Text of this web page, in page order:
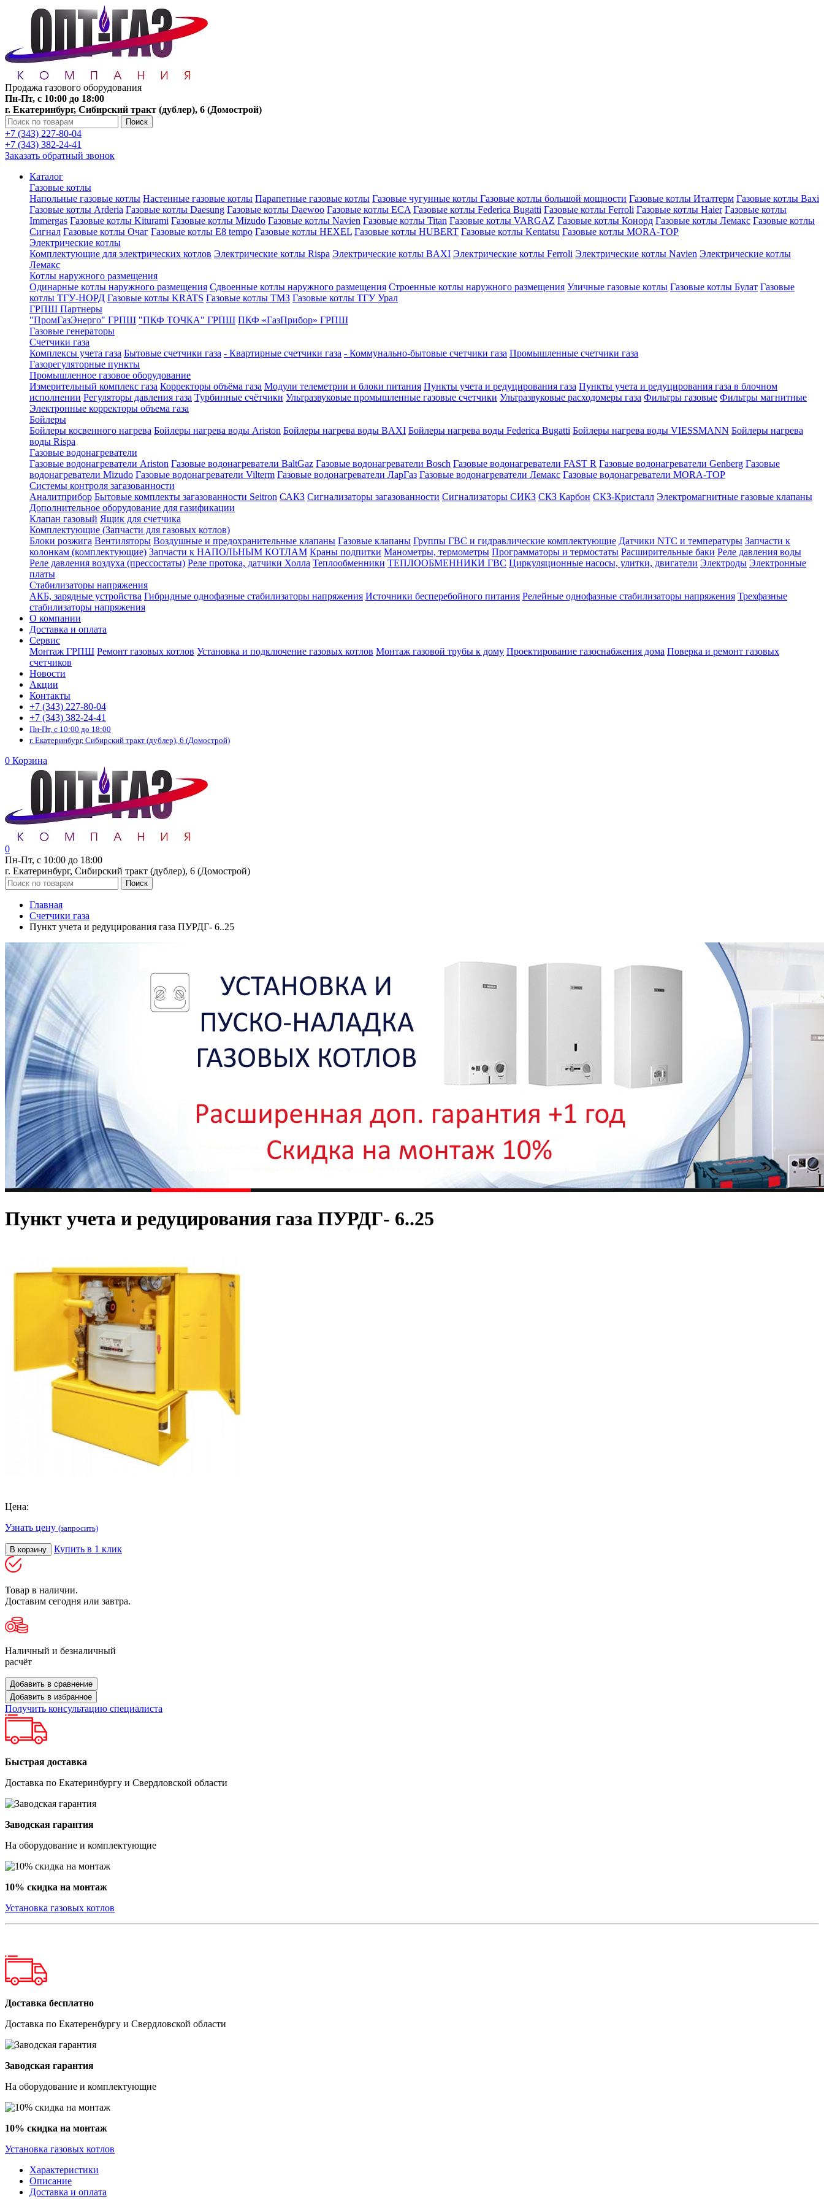
Продажа газового оборудования
Пн-Пт, с 10:00 до 18:00
г. Екатеринбург, Сибирский тракт (дублер), 6 (Домострой)
Поиск
+7 (343) 227-80-04
+7 (343) 382-24-41
Заказать обратный звонок
Каталог
Газовые котлы
Напольные газовые котлы Настенные газовые котлы Парапетные газовые котлы Газовые чугунные котлы Газовые котлы большой мощности Газовые котлы Италтерм Газовые котлы Baxi
Газовые котлы Arderia Газовые котлы Daesung Газовые котлы Daewoo Газовые котлы ECA Газовые котлы Federica Bugatti Газовые котлы Ferroli Газовые котлы Haier Газовые котлы
Immergas Газовые котлы Kiturami Газовые котлы Mizudo Газовые котлы Navien Газовые котлы Titan Газовые котлы VARGAZ Газовые котлы Конорд Газовые котлы Лемакс Газовые котлы
Сигнал Газовые котлы Очаг Газовые котлы E8 tempo Газовые котлы HEXEL Газовые котлы HUBERT Газовые котлы Kentatsu Газовые котлы MORA-TOP
Электрические котлы
Комплектующие для электрических котлов Электрические котлы Rispa Электрические котлы BAXI Электрические котлы Ferroli Электрические котлы Navien Электрические котлы
Лемакс
Котлы наружного размещения
Одинарные котлы наружного размещения Сдвоенные котлы наружного размещения Строенные котлы наружного размещения Уличные газовые котлы Газовые котлы Булат Газовые
котлы ТГУ-НОРД Газовые котлы KRATS Газовые котлы ТМЗ Газовые котлы ТГУ Урал
ГРПШ Партнеры
"ПромГазЭнерго" ГРПШ "ПКФ ТОЧКА" ГРПШ ПКФ «ГазПрибор» ГРПШ
Газовые генераторы
Счетчики газа
Комплексы учета газа Бытовые счетчики газа - Квартирные счетчики газа - Коммунально-бытовые счетчики газа Промышленные счетчики газа
Газорегуляторные пункты
Промышленное газовое оборудование
Измерительный комплекс газа Корректоры объёма газа Модули телеметрии и блоки питания Пункты учета и редуцирования газа Пункты учета и редуцирования газа в блочном
исполнении Регуляторы давления газа Турбинные счётчики Ультразвуковые промышленные газовые счетчики Ультразвуковые расходомеры газа Фильтры газовые Фильтры магнитные
Электронные корректоры объема газа
Бойлеры
Бойлеры косвенного нагрева Бойлеры нагрева воды Ariston Бойлеры нагрева воды BAXI Бойлеры нагрева воды Federica Bugatti Бойлеры нагрева воды VIESSMANN Бойлеры нагрева
воды Rispa
Газовые водонагреватели
Газовые водонагреватели Ariston Газовые водонагреватели BaltGaz Газовые водонагреватели Bosch Газовые водонагреватели FAST R Газовые водонагреватели Genberg Газовые
водонагреватели Mizudo Газовые водонагреватели Vilterm Газовые водонагреватели ЛарГаз Газовые водонагреватели Лемакс Газовые водонагреватели MORA-TOP
Системы контроля загазованности
Аналитприбор Бытовые комплекты загазованности Seitron САКЗ Сигнализаторы загазованности Сигнализаторы СИКЗ СКЗ Карбон СКЗ-Кристалл Электромагнитные газовые клапаны
Дополнительное оборудование для газификации
Клапан газовый Ящик для счетчика
Комплектующие (Запчасти для газовых котлов)
Блоки розжига Вентиляторы Воздушные и предохранительные клапаны Газовые клапаны Группы ГВС и гидравлические комплектующие Датчики NTC и температуры Запчасти к
колонкам (комплектующие) Запчасти к НАПОЛЬНЫМ КОТЛАМ Краны подпитки Манометры, термометры Программаторы и термостаты Расширительные баки Реле давления воды
Реле давления воздуха (прессостаты) Реле протока, датчики Холла Теплообменники ТЕПЛООБМЕННИКИ ГВС Циркуляционные насосы, улитки, двигатели Электроды Электронные
платы
Стабилизаторы напряжения
АКБ, зарядные устройства Гибридные однофазные стабилизаторы напряжения Источники бесперебойного питания Релейные однофазные стабилизаторы напряжения Трехфазные
стабилизаторы напряжения
О компании
Доставка и оплата
Сервис
Монтаж ГРПШ Ремонт газовых котлов Установка и подключение газовых котлов Монтаж газовой трубы к дому Проектирование газоснабжения дома Поверка и ремонт газовых
счетчиков
Новости
Акции
Контакты
+7 (343) 227-80-04
+7 (343) 382-24-41
Пн-Пт, с 10:00 до 18:00
г. Екатеринбург, Сибирский тракт (дублер), 6 (Домострой)
0 Корзина
0
Пн-Пт, с 10:00 до 18:00
г. Екатеринбург, Сибирский тракт (дублер), 6 (Домострой)
Поиск
Главная
Счетчики газа
Пункт учета и редуцирования газа ПУРДГ- 6..25
Пункт учета и редуцирования газа ПУРДГ- 6..25
Цена:
Узнать цену (запросить)
В корзину Купить в 1 клик
Товар в наличии.
Доставим сегодня или завтра.
Наличный и безналичный
расчёт
Добавить в сравнение
Добавить в избранное
Получить консультацию специалиста
Быстрая доставка
Доставка по Екатеринбургу и Свердловской области
Заводская гарантия
На оборудование и комплектующие
10% скидка на монтаж
Установка газовых котлов
Доставка бесплатно
Доставка по Екатеренбургу и Свердловской области
Заводская гарантия
На оборудование и комплектующие
10% скидка на монтаж
Установка газовых котлов
Характеристики
Описание
Доставка и оплата